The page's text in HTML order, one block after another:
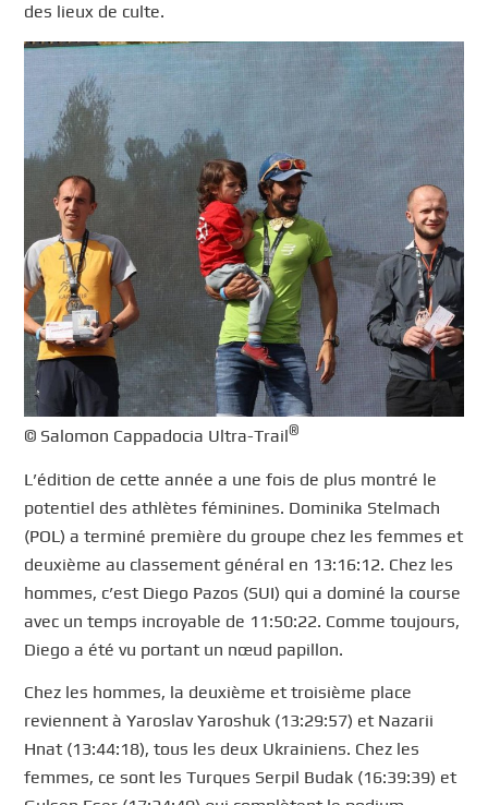
des lieux de culte.
© Salomon Cappadocia Ultra-Trail®
L’édition de cette année a une fois de plus montré le
potentiel des athlètes féminines. Dominika Stelmach
(POL) a terminé première du groupe chez les femmes et
deuxième au classement général en 13:16:12. Chez les
hommes, c’est Diego Pazos (SUI) qui a dominé la course
avec un temps incroyable de 11:50:22. Comme toujours,
Diego a été vu portant un nœud papillon.
Chez les hommes, la deuxième et troisième place
reviennent à Yaroslav Yaroshuk (13:29:57) et Nazarii
Hnat (13:44:18), tous les deux Ukrainiens. Chez les
femmes, ce sont les Turques Serpil Budak (16:39:39) et